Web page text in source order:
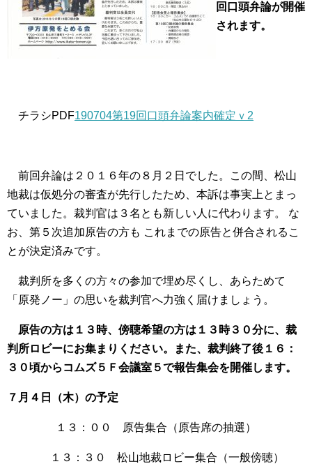
回口頭弁論が開催
されます。
チラシPDF190704第19回口頭弁論案内確定ｖ2
前回弁論は２０１６年の８月２日でした。この間、松山
地裁は仮処分の審査が先行したため、本訴は事実上とまっ
ていました。裁判官は３名とも新しい人に代わります。 な
お、第５次追加原告の方も これまでの原告と併合されるこ
とが決定済みです。
裁判所を多くの方々の参加で埋め尽くし、あらためて
「原発ノー」の思いを裁判官へ力強く届けましょう。
原告の方は１３時、傍聴希望の方は１３時３０分に、裁
判所ロビーにお集まりください。また、裁判終了後１６：
３０頃からコムズ５Ｆ会議室５で報告集会を開催します。
７月４日（木）の予定
１３：００ 原告集合（原告席の抽選）
１３：３０ 松山地裁ロビー集合（一般傍聴）